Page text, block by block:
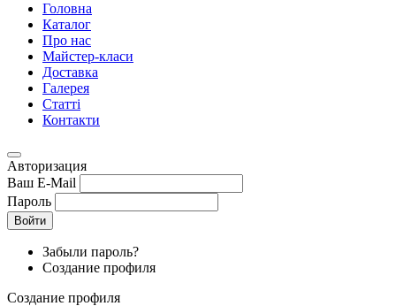
Головна
Каталог
Про нас
Майстер-класи
Доставка
Галерея
Статтi
Контакти
Авторизация
Ваш E-Mail
Пароль
Войти
Забыли пароль?
Создание профиля
Создание профиля